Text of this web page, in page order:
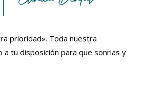
prioridad». Toda nuestra
a tu disposición para que sonrias y